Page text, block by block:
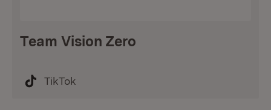
Team Vision Zero
TikTok